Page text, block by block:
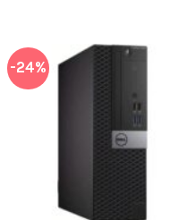
-24%